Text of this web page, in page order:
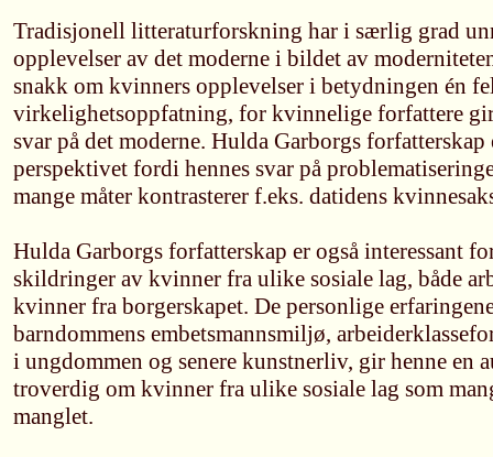
Tradisjonell litteraturforskning har i særlig grad
opplevelser av det moderne i bildet av
snakk om kvinners opplevelser i betydningen én
virkelighetsoppfatning, for kvinnelige forfattere
svar på det moderne. Hulda Garborgs forfatterskap
perspektivet fordi hennes svar på
mange måter kontrasterer f.eks. datidens
Hulda Garborgs forfatterskap er også interessant
skildringer av kvinner fra ulike sosiale lag, både
kvinner fra borgerskapet. De personlige
barndommens embetsmannsmiljø,
i ungdommen og senere kunstnerliv, gir henne en
troverdig om kvinner fra ulike sosiale lag som
manglet.